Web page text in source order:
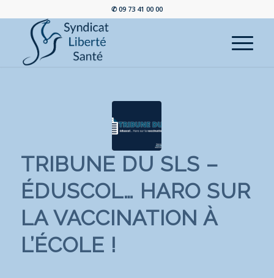
✆ 09 73 41 00 00
TRIBUNE DU SLS –
ÉDUSCOL… HARO SUR
LA VACCINATION À
L’ÉCOLE !